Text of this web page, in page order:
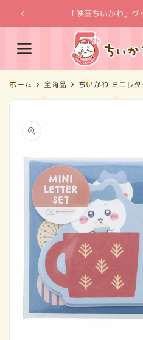
ンツに
進む
「映画ちいかわ」グ
ホーム 全商品 ちいかわ ミニレタ
報にス
キップ